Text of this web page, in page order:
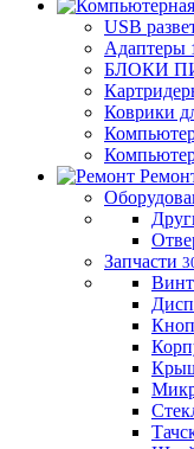
USB
Адаптеры
БЛОКИ
Коврики
Запчасти